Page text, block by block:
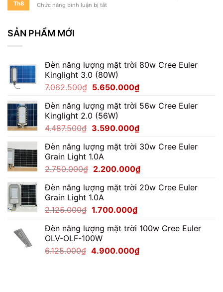
Không?
Th8 Chức năng bình luận bị tắtở
Hàng
SẢN PHẨM MỚI
Đèn năng lượng mặt trời 80w Cree Euler
Kinglight 3.0 (80W)
7.062.500₫ Giá
là:
7.062.500₫.
5.650.000₫Giá
tại
5.650.000₫.
Đèn năng lượng mặt trời 56w Cree Euler
Kinglight 2.0 (56W)
4.487.500₫ Giá
là:
4.487.500₫.
3.590.000₫Giá
tại
3.590.000₫.
Đèn năng lượng mặt trời 30w Cree Euler
Grain Light 1.0A
2.750.000₫ Giá
là:
2.750.000₫.
2.200.000₫Giá
tại
Đèn năng lượng mặt trời 20w Cree Euler
Grain Light 1.0A
2.125.000₫ Giá
là:
2.125.000₫.
1.700.000₫Giá
tại
1.700.000₫.
Đèn năng lượng mặt trời 100w Cree Euler
OLV-OLF-100W
6.125.000₫ Giá
4.900.000₫Giá